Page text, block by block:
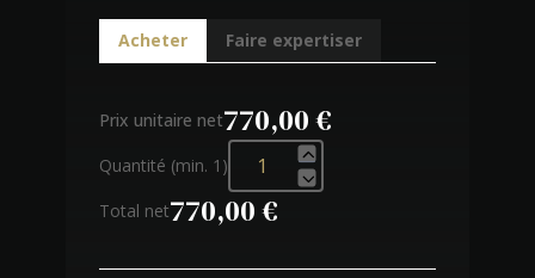
Acheter Faire expertiser
Prix unitaire net770,00 €
Quantité (min. 1)
Total net770,00 €